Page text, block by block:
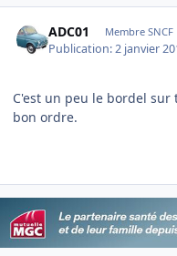
ADC01 Membre SNCF
Publication:2 janvier
C'est un peu le bordel sur
bon ordre.